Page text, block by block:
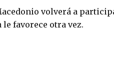
volverá a
favorece otra vez.